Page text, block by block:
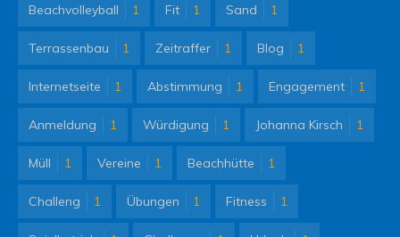
Beachvolleyball 1 Fit 1 Sand 1
Terrassenbau 1 Zeitraffer 1 Blog 1
Internetseite 1 Abstimmung 1 Engagement 1
Anmeldung 1 Würdigung 1 Johanna Kirsch 1
Müll 1 Vereine 1 Beachhütte 1
Challeng 1 Übungen 1 Fitness 1